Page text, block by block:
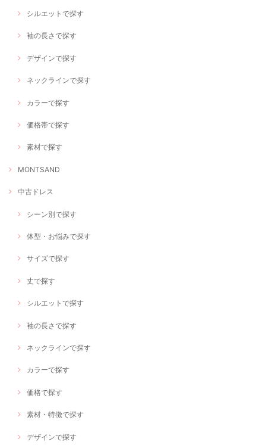
シルエットで探す
袖の長さで探す
デザインで探す
ネックラインで探す
カラーで探す
価格帯で探す
素材で探す
MONTSAND
中古ドレス
シーン別で探す
体型・お悩みで探す
サイズで探す
丈で探す
シルエットで探す
袖の長さで探す
ネックラインで探す
カラーで探す
価格で探す
素材・特徴で探す
デザインで探す